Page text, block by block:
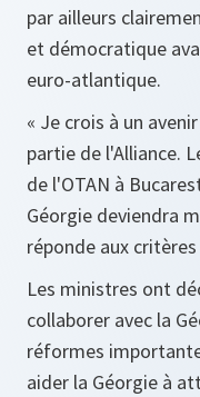
par ailleurs
et démocratique
euro-atlantique.
« Je crois à un
partie de l'Alliance.
de l'OTAN à
Géorgie deviendra
réponde aux
Les ministres ont
collaborer avec la
réformes
aider la Géorgie à